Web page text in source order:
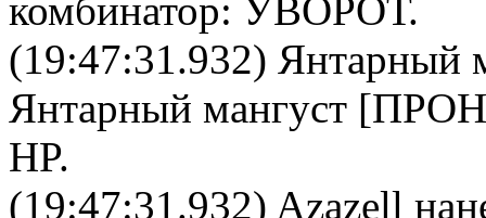
комбинатор: УВОРОТ.
(19:47:31.932) Янтарный
Янтарный мангуст
HP.
(19:47:31.932) Azazell